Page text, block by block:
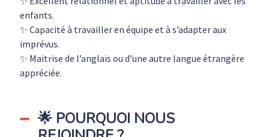
enfants.
✨ Capacité à travailler en équipe et à s’adapter aux
imprévus.
✨ Maitrise de l’anglais ou d’une autre langue étrangère
appréciée.
🌟 POURQUOI NOUS